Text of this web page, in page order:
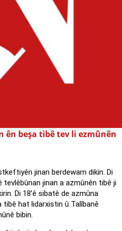
ên beşa tibê tev li ezmûnên
jinan berdewam dikin. Di
jinan a azmûnên tibê ji
Di 18’ê sibatê de azmûna
hat lidarxistin û Talîbanê
bibin.